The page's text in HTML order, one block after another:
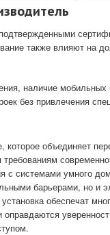
также влияют на
наличие
без привлечения
объединяет
требованиям
с системами умного
барьерами, но и
обеспечат